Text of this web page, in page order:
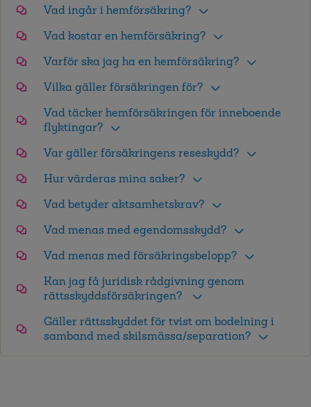
Vad ingår i hemförsäkring?
Vad kostar en hemförsäkring?
Varför ska jag ha en hemförsäkring?
Vilka gäller försäkringen för?
Vad täcker hemförsäkringen för inneboende
flyktingar?
Var gäller försäkringens reseskydd?
Hur värderas mina saker?
Vad betyder aktsamhetskrav?
Vad menas med egendomsskydd?
Vad menas med försäkringsbelopp?
Kan jag få juridisk rådgivning genom
rättsskyddsförsäkringen?
Gäller rättsskyddet för tvist om bodelning i
samband med skilsmässa/separation?